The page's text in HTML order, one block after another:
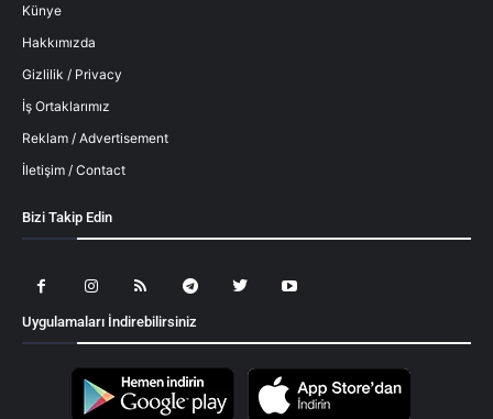
Künye
Hakkımızda
Gizlilik / Privacy
İş Ortaklarımız
Reklam / Advertisement
İletişim / Contact
Bizi Takip Edin
Uygulamaları İndirebilirsiniz